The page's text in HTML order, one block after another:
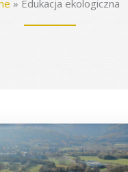
» Edukacja ekologiczna